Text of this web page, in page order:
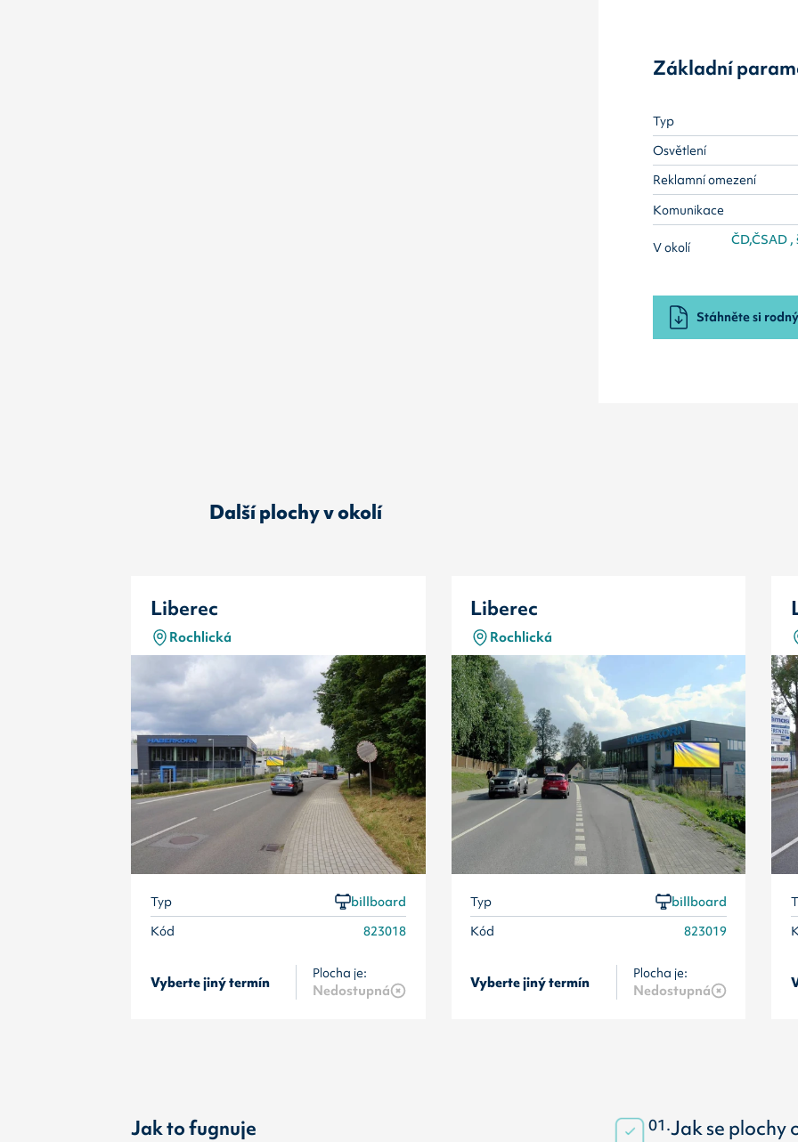
Základní
Typ
Osvětlení
Reklamní omezení
Komunikace
V okolí
ČD,ČSAD
Stáhněte si
Další plochy v okolí
Liberec
Rochlická
Typ
billboard
Kód
823018
Vyberte jiný termín Plocha je:
Nedostupná
Liberec
Rochlická
Typ
billboard
Kód
823019
Vyberte jiný termín Plocha je:
Nedostupná
Jak to fugnuje 01.Jak se plochy